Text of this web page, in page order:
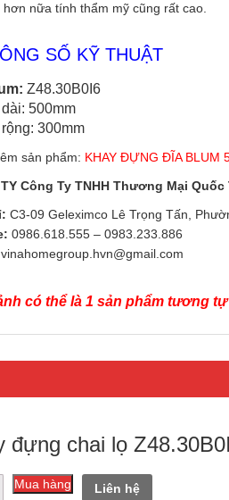
hơn nữa tính thẩm mỹ cũng rất cao.
SỐ KỸ THUẬT
Z48.30B0I6
500mm
300mm
sản phẩm: KHAY ĐỰNG ĐĨA BLUM
Công Ty TNHH Thương Mại Quốc
C3-09 Geleximco Lê Trọng Tấn,
0986.618.555 – 0983.233.886
vinahomegroup.hvn@gmail.com
có thể là 1 sản phẩm tương tự
đựng chai lọ
Mua hàng Liên hệ